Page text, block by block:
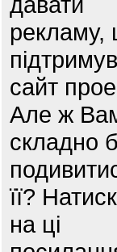
рекламу,
сайт
Але ж
складно
її?
на ці